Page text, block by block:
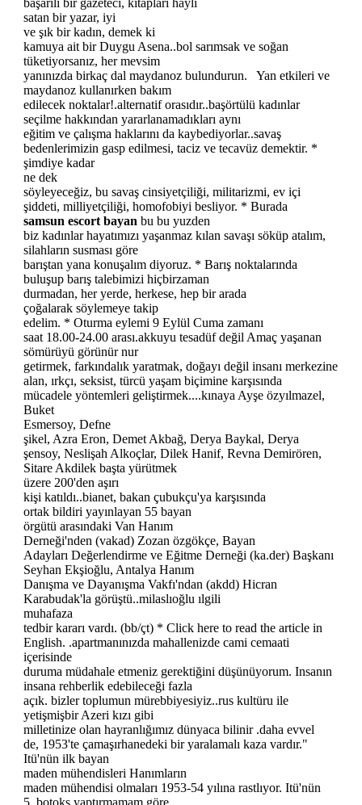
satan bir yazar, iyi
ve şık bir kadın, demek ki
kamuya ait bir Duygu Asena..bol sarımsak ve soğan
tüketiyorsanız, her mevsim
yanınızda birkaç dal maydanoz bulundurun. Yan etkileri ve
maydanoz kullanırken bakım
edilecek noktalar!.alternatif orasıdır..başörtülü kadınlar
seçilme hakkından yararlanamadıkları aynı
eğitim ve çalışma haklarını da kaybediyorlar..savaş
bedenlerimizin gasp edilmesi, taciz ve tecavüz demektir. *
şimdiye kadar
ne dek
söyleyeceğiz, bu savaş cinsiyetçiliği, militarizmi, ev içi
şiddeti, milliyetçiliği, homofobiyi besliyor. * Burada
samsun escort bayan bu bu yuzden
biz kadınlar hayatımızı yaşanmaz kılan savaşı söküp atalım,
silahların susması göre
barıştan yana konuşalım diyoruz. * Barış noktalarında
buluşup barış talebimizi hiçbirzaman
durmadan, her yerde, herkese, hep bir arada
çoğalarak söylemeye takip
edelim. * Oturma eylemi 9 Eylül Cuma zamanı
saat 18.00-24.00 arası.akkuyu tesadüf değil Amaç yaşanan
sömürüyü görünür nur
getirmek, farkındalık yaratmak, doğayı değil insanı merkezine
alan, ırkçı, seksist, türcü yaşam biçimine karşısında
mücadele yöntemleri geliştirmek....kınaya Ayşe özyılmazel,
Buket
Esmersoy, Defne
şikel, Azra Eron, Demet Akbağ, Derya Baykal, Derya
şensoy, Neslişah Alkoçlar, Dilek Hanif, Revna Demirören,
Sitare Akdilek başta yürütmek
üzere 200'den aşırı
kişi katıldı..bianet, bakan çubukçu'ya karşısında
ortak bildiri yayınlayan 55 bayan
örgütü arasındaki Van Hanım
Derneği'nden (vakad) Zozan özgökçe, Bayan
Adayları Değerlendirme ve Eğitme Derneği (ka.der) Başkanı
Seyhan Ekşioğlu, Antalya Hanım
Danışma ve Dayanışma Vakfı'ndan (akdd) Hicran
Karabudak'la görüştü..milaslıoğlu ılgili
muhafaza
tedbir kararı vardı. (bb/çt) * Click here to read the article in
English. .apartmanınızda mahallenizde cami cemaati
içerisinde
duruma müdahale etmeniz gerektiğini düşünüyorum. Insanın
insana rehberlik edebileceği fazla
açık. bizler toplumun mürebbiyesiyiz..rus kultüru ile
yetişmişbir Azeri kızı gibi
milletinize olan hayranlığımız dünyaca bilinir .daha evvel
de, 1953'te çamaşırhanedeki bir yaralamalı kaza vardır."
Itü'nün ilk bayan
maden mühendisleri Hanımların
maden mühendisi olmaları 1953-54 yılına rastlıyor. Itü'nün
5..botoks yaptırmamam göre